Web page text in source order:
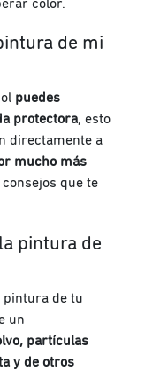
color.
de mi
puedes
protectora, esto
directamente a
mucho más
que te
pintura de
pintura de tu
un
partículas
y de otros